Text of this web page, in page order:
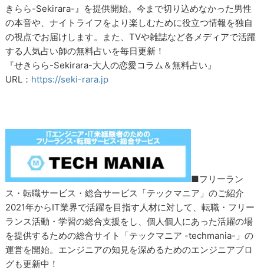
きらら-Sekirara-』を提供開始。今まで切り込めなかった男性
の本音や、ナイトライフをより楽しむために役立つ情報を独自
の視点でお届けします。また、TVや雑誌など各メディアで活躍
する人気占い師の無料占いを毎日更新！
『せきらら-Sekirara-大人の恋愛コラム＆無料占い』
URL： https://seki-rara.jp
■フリーラン
ス・転職サービス・総合サービス「テックマニア」のご紹介
2021年からIT業界で活躍を目指す人材に対して、転職・フリー
ランス活動・学習の総合支援をし、個人個人にあった活躍の場
を提供するための総合サイト「テックマニア -techmania-」の
運営を開始。エンジニアの知見を深めるためのエンジニアブロ
グも更新中！